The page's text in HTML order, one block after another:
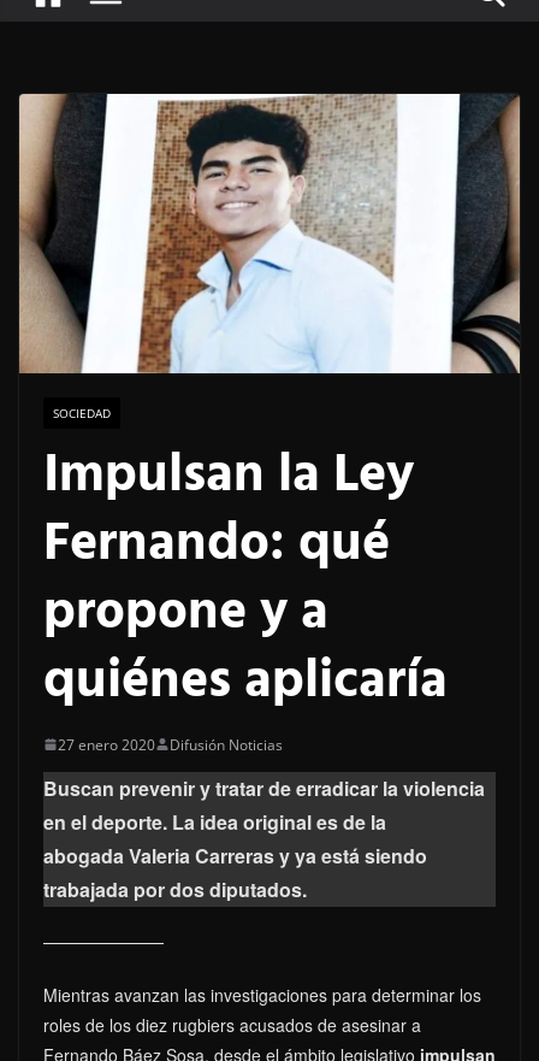
SOCIEDAD
Impulsan la Ley
Fernando: qué
propone y a
quiénes aplicaría
27 enero 2020 Difusión Noticias
Buscan prevenir y tratar de erradicar la violencia
en el deporte. La idea original es de la
abogada Valeria Carreras y ya está siendo
trabajada por dos diputados.
Mientras avanzan las investigaciones para determinar los
roles de los diez rugbiers acusados de asesinar a
Fernando Báez Sosa, desde el ámbito legislativo impulsan